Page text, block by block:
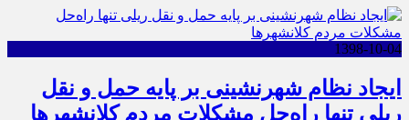
1398-10-04
ایجاد نظام شهرنشینی بر پایه حمل و نقل
ریلی تنها راه‌حل مشکلات مردم کلانشهرها